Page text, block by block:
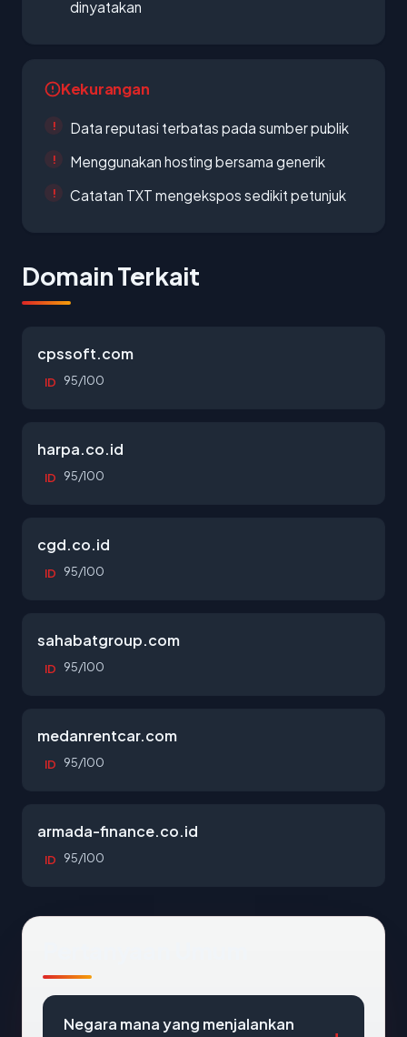
dinyatakan
Kekurangan
Data reputasi terbatas pada sumber publik
Menggunakan hosting bersama generik
Catatan TXT mengekspos sedikit petunjuk
Domain Terkait
cpssoft.com
ID 95/100
harpa.co.id
ID 95/100
cgd.co.id
ID 95/100
sahabatgroup.com
ID 95/100
medanrentcar.com
ID 95/100
armada-finance.co.id
ID 95/100
Negara mana yang menjalankan